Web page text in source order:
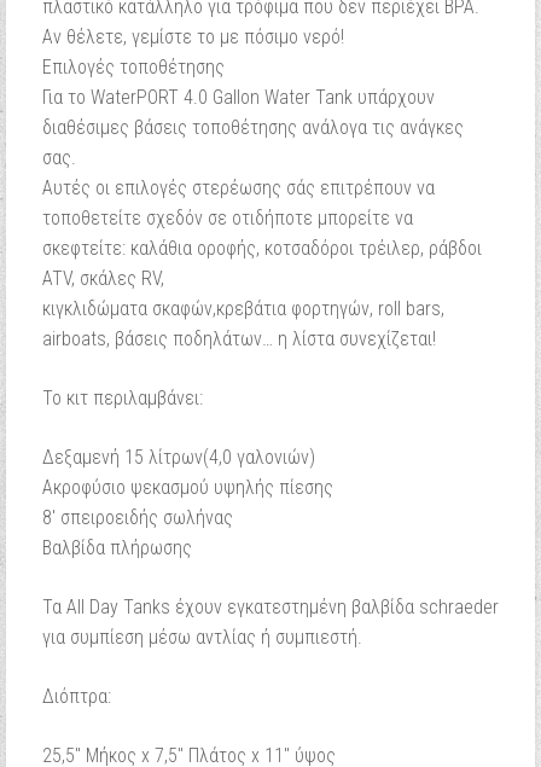
πλαστικό κατάλληλο για τρόφιμα που δεν περιέχει BPA.
Αν θέλετε, γεμίστε το με πόσιμο νερό!
Επιλογές τοποθέτησης
Για το WaterPORT 4.0 Gallon Water Tank υπάρχουν
διαθέσιμες βάσεις τοποθέτησης ανάλογα τις ανάγκες
σας.
Αυτές οι επιλογές στερέωσης σάς επιτρέπουν να
τοποθετείτε σχεδόν σε οτιδήποτε μπορείτε να
σκεφτείτε: καλάθια οροφής, κοτσαδόροι τρέιλερ, ράβδοι
ATV, σκάλες RV,
κιγκλιδώματα σκαφών,κρεβάτια φορτηγών, roll bars,
airboats, βάσεις ποδηλάτων… η λίστα συνεχίζεται!
Το κιτ περιλαμβάνει:
Δεξαμενή 15 λίτρων(4,0 γαλονιών)
Ακροφύσιο ψεκασμού υψηλής πίεσης
8′ σπειροειδής σωλήνας
Βαλβίδα πλήρωσης
Τα All Day Tanks έχουν εγκατεστημένη βαλβίδα schraeder
για συμπίεση μέσω αντλίας ή συμπιεστή.
Διόπτρα:
25,5″ Μήκος x 7,5″ Πλάτος x 11″ ύψος